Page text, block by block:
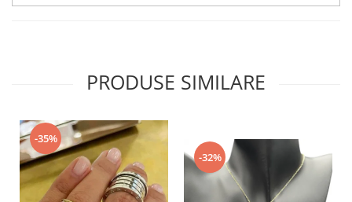
PRODUSE SIMILARE
-35%
-32%